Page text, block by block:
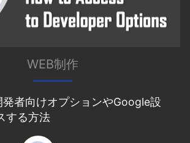
WEB制作
発者向けオプションやGoogle設
する方法